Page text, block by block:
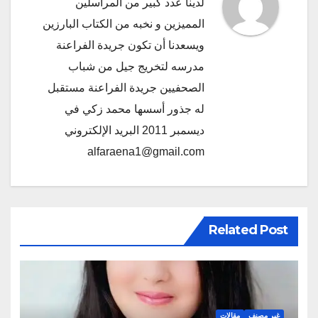
لدينا عدد كبير من المراسلين
المميزين و نخبه من الكتاب البارزين
ويسعدنا أن تكون جريدة الفراعنة
مدرسه لتخريج جيل من شباب
الصحفيين جريدة الفراعنة مستقبل
له جذور أسسها محمد زكي في
ديسمبر 2011 البريد الإلكتروني
alfaraena1@gmail.com
Related Post
غير مصنف مقالات